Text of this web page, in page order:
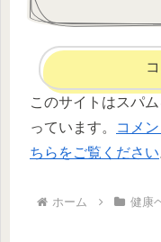
このサイトはスパ
っています。
コメ
ちらをご覧ください
ホーム 健康